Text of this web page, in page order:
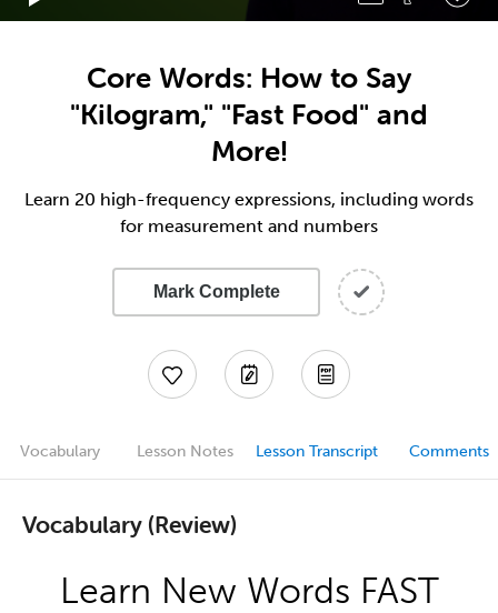
Core Words: How to Say
"Kilogram," "Fast Food" and
More!
Learn 20 high-frequency expressions, including words
for measurement and numbers
Mark Complete
Vocabulary Lesson Notes Lesson Transcript Comments
Vocabulary (Review)
Learn New Words FAST